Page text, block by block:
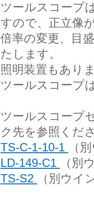
ツールスコープ
すので、正立像
倍率の変更、目
たします。
照明装置もあり
ツールスコープ
ツールスコープ
ク先を参照くだ
TS-C-1-10-1
（
LD-149-C1
（別
TS-S2
（別ウイ